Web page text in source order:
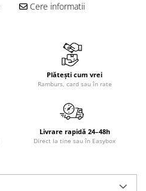
Cere informatii
Plătești cum vrei
Ramburs, card sau în rate
Livrare rapidă 24–48h
Direct la tine sau în Easybox